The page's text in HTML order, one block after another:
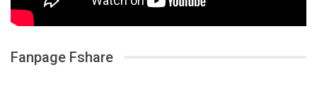
Fanpage Fshare